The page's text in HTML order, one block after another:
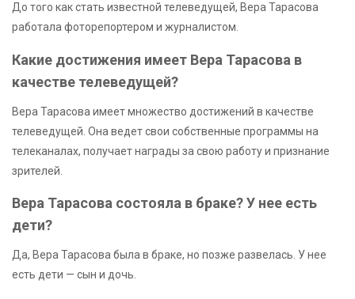
До того как стать известной телеведущей, Вера Тарасова
работала фоторепортером и журналистом.
Какие достижения имеет Вера Тарасова в
качестве телеведущей?
Вера Тарасова имеет множество достижений в качестве
телеведущей. Она ведет свои собственные программы на
телеканалах, получает награды за свою работу и признание
зрителей.
Вера Тарасова состояла в браке? У нее есть
дети?
Да, Вера Тарасова была в браке, но позже развелась. У нее
есть дети — сын и дочь.